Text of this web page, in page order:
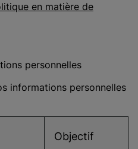
en matière de
personnelles
informations personnelles
Objectif